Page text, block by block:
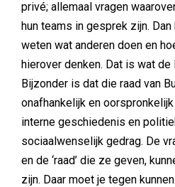
privé; allemaal vragen
hun teams in gesprek zijn.
weten wat anderen doen en
hierover denken. Dat is wat de
Bijzonder is dat die raad van
onafhankelijk en
interne geschiedenis en
sociaalwenselijk gedrag. De
en de ‘raad’ die ze geven,
zijn. Daar moet je tegen